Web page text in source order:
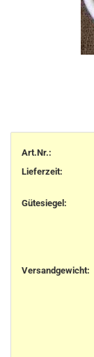
Art.Nr.:
Lieferzeit:
Gütesiegel:
Versandgewicht: